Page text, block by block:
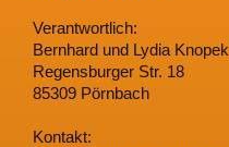
Verantwortlich:
Bernhard und Lydia Knopek
Regensburger Str. 18
85309 Pörnbach
Kontakt: